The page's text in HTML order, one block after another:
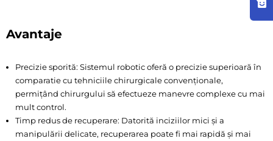
Avantaje
Precizie sporită: Sistemul robotic oferă o precizie superioară în
comparatie cu tehniciile chirurgicale convenționale,
permițând chirurgului să efectueze manevre complexe cu mai
mult control.
Timp redus de recuperare: Datorită inciziilor mici și a
manipulării delicate, recuperarea poate fi mai rapidă și mai